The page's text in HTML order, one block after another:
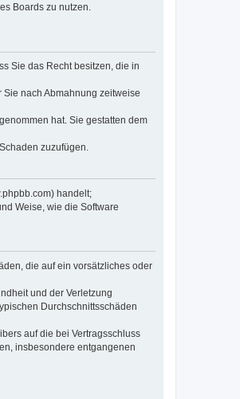
Boards zu nutzen.
Sie das Recht besitzen, die in
nach Abmahnung zeitweise
hat. Sie gestatten dem
zuzufügen.
handelt;
Weise, wie die Software
die auf ein vorsätzliches oder
und der Verletzung
Durchschnittsschäden
auf die bei Vertragsschluss
insbesondere entgangenen